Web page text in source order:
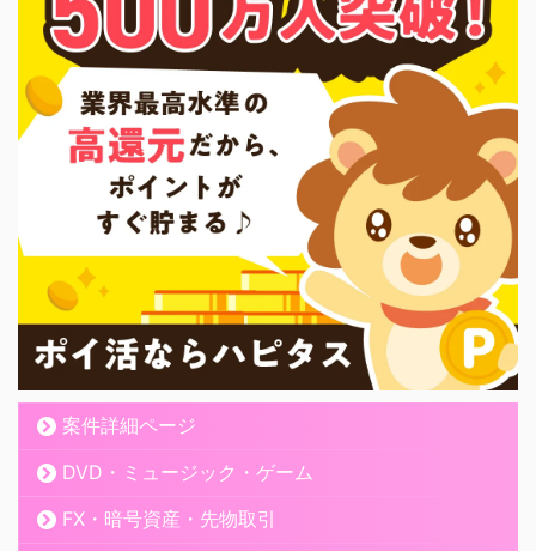
案件詳細ページ
DVD・ミュージック・ゲーム
FX・暗号資産・先物取引